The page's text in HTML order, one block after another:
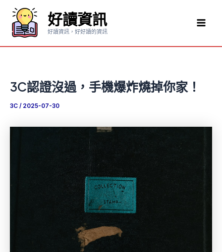
要
好讀資訊
好讀資訊，好好讀的資訊
3C認證沒過，手機爆炸燒掉你家！
3C / 2025-07-30